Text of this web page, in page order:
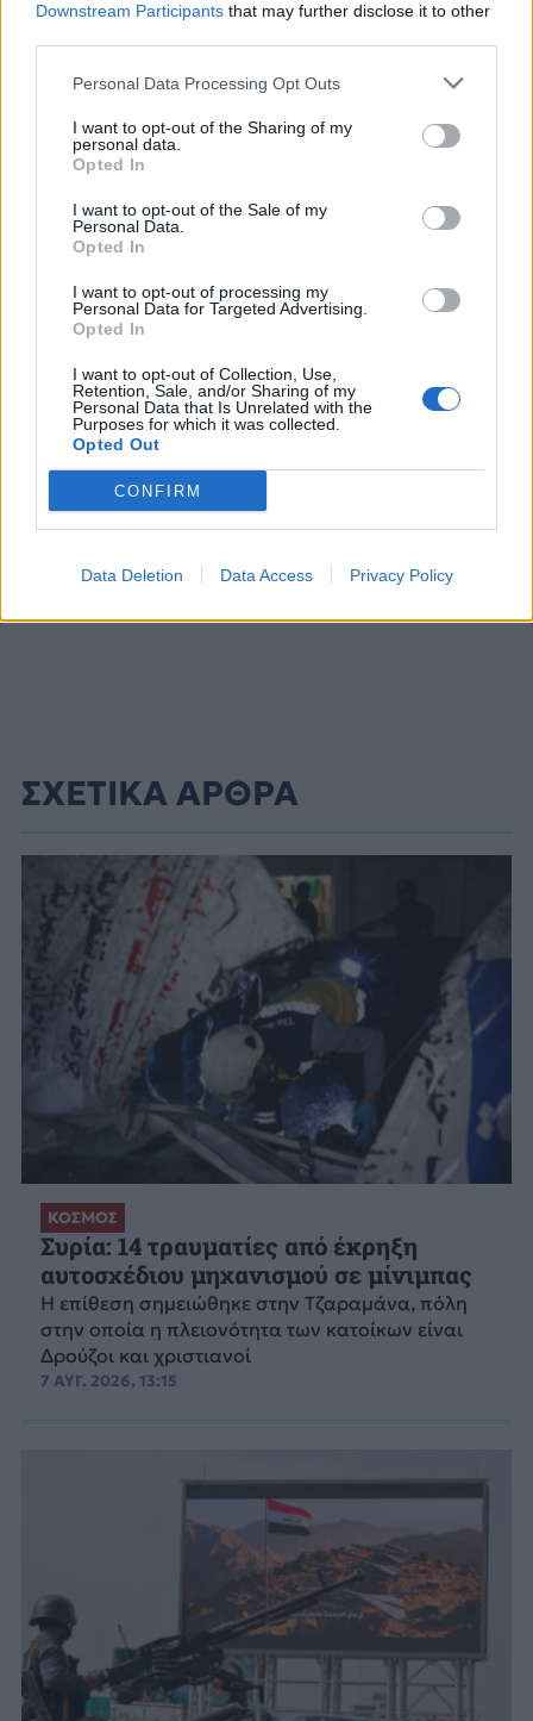
Downstream Participants that may further disclose it to other
Personal Data Processing Opt Outs
I want to opt-out of the Sharing of my
personal data.
Opted In
I want to opt-out of the Sale of my
Personal Data.
Opted In
I want to opt-out of processing my
Personal Data for Targeted Advertising.
Opted In
I want to opt-out of Collection, Use,
Retention, Sale, and/or Sharing of my
Personal Data that Is Unrelated with the
Purposes for which it was collected.
Opted Out
CONFIRM
Data Deletion Data Access Privacy Policy
Ελληνικοί δορυφόροι και
στρατιωτική χρήση: Ο
σχεδιασμός του ΓΕΕΘΑ για
πληροφορίας
WSJ: Ο
ΝΑΤΟ με
υπηρεσίες
ΔΙΑΦΗΜΙΣΗ
ΣΧΕΤΙΚΑ ΑΡΘΡΑ
ΚΟΣΜΟΣ
Συρία: 14 τραυματίες από έκρηξη
αυτοσχέδιου μηχανισμού σε μίνιμπας
Η επίθεση σημειώθηκε στην Τζαραμάνα, πόλη
στην οποία η πλειονότητα των κατοίκων είναι
Δρούζοι και χριστιανοί
7 ΑΥΓ. 2026, 13:15